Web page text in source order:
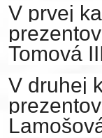
V prvej
Tomová
V druhej